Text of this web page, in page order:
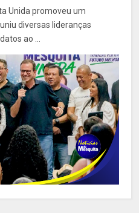
Unida promoveu um
diversas lideranças
ao ...